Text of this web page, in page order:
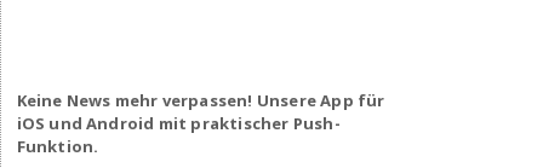
Keine News mehr verpassen! Unsere App für
iOS und Android mit praktischer Push-
Funktion.